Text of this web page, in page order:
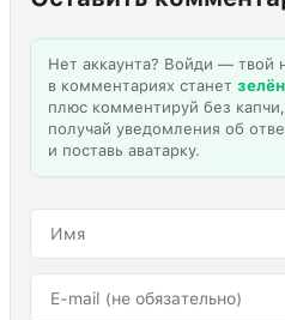
Нет аккаунта? Войди — твой
в комментариях станет
плюс комментируй без капчи,
получай уведомления об
и поставь аватарку.